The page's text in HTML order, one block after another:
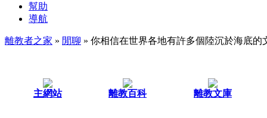
幫助
導航
離教者之家 » 閒聊 » 你相信在世界各地有許多個陸沉於海底的
主網站 離教百科 離教文庫